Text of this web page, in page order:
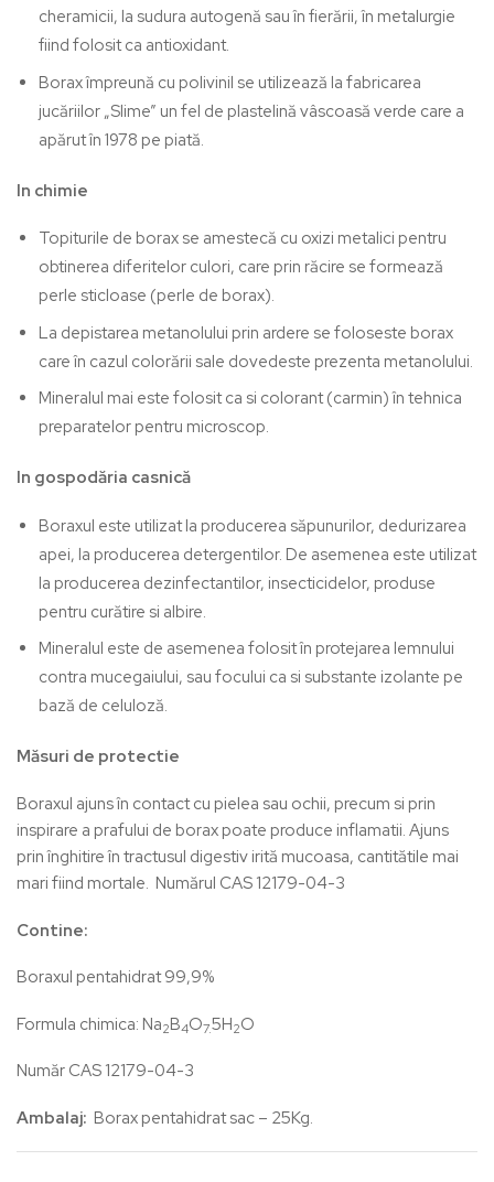
cheramicii, la sudura autogenă sau în fierării, în metalurgie
fiind folosit ca antioxidant.
Borax împreună cu polivinil se utilizează la fabricarea
jucăriilor „Slime” un fel de plastelină vâscoasă verde care a
apărut în 1978 pe piată.
In chimie
Topiturile de borax se amestecă cu oxizi metalici pentru
obtinerea diferitelor culori, care prin răcire se formează
perle sticloase (perle de borax).
La depistarea metanolului prin ardere se foloseste borax
care în cazul colorării sale dovedeste prezenta metanolului.
Mineralul mai este folosit ca si colorant (carmin) în tehnica
preparatelor pentru microscop.
In gospodăria casnică
Boraxul este utilizat la producerea săpunurilor, dedurizarea
apei, la producerea detergentilor. De asemenea este utilizat
la producerea dezinfectantilor, insecticidelor, produse
pentru curătire si albire.
Mineralul este de asemenea folosit în protejarea lemnului
contra mucegaiului, sau focului ca si substante izolante pe
bază de celuloză.
Măsuri de protectie
Boraxul ajuns în contact cu pielea sau ochii, precum si prin
inspirare a prafului de borax poate produce inflamatii. Ajuns
prin înghitire în tractusul digestiv irită mucoasa, cantitătile mai
mari fiind mortale. Numărul CAS 12179-04-3
Contine:
Boraxul pentahidrat 99,9%
Formula chimica: Na2B4O7.5H2O
Număr CAS 12179-04-3
Ambalaj: Borax pentahidrat sac – 25Kg.